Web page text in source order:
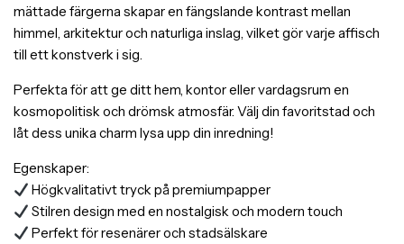
mättade färgerna skapar en fängslande kontrast mellan
himmel, arkitektur och naturliga inslag, vilket gör varje affisch
till ett konstverk i sig.
Perfekta för att ge ditt hem, kontor eller vardagsrum en
kosmopolitisk och drömsk atmosfär. Välj din favoritstad och
låt dess unika charm lysa upp din inredning!
Egenskaper:
Högkvalitativt tryck på premiumpapper
Stilren design med en nostalgisk och modern touch
Perfekt för resenärer och stadsälskare